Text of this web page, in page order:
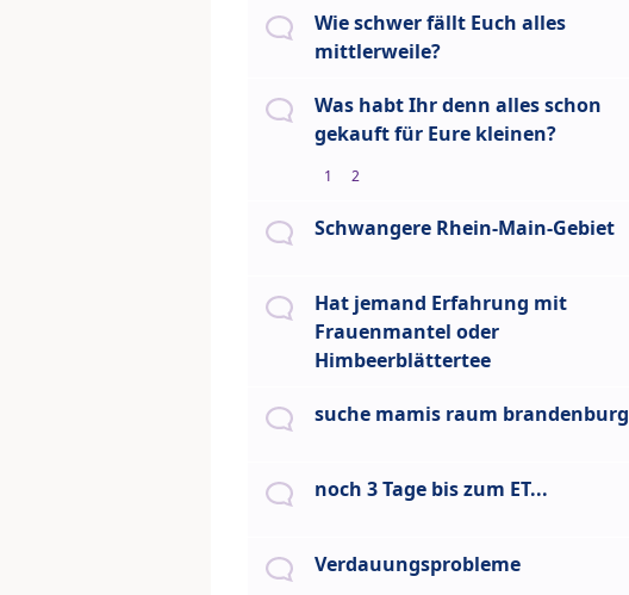
Wie schwer fällt Euch alles
mittlerweile?
Was habt Ihr denn alles schon
gekauft für Eure kleinen?
1 2
Schwangere Rhein-Main-Gebiet
Hat jemand Erfahrung mit
Frauenmantel oder
Himbeerblättertee
suche mamis raum brandenburg
noch 3 Tage bis zum ET...
Verdauungsprobleme